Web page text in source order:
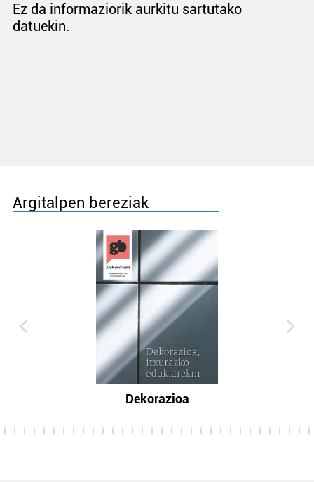
Ez da informaziorik aurkitu sartutako
datuekin.
Argitalpen bereziak
Dekorazioa